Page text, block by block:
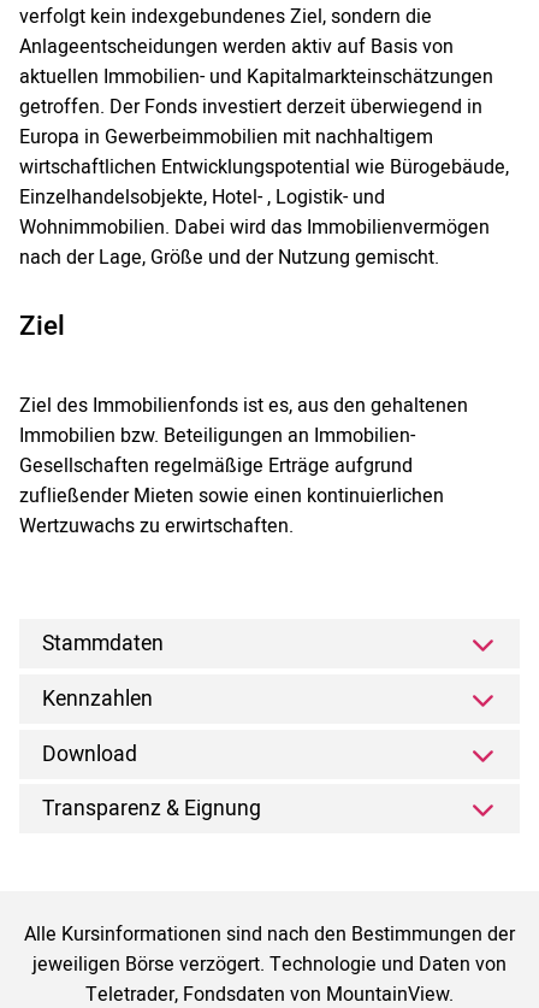
verfolgt kein indexgebundenes Ziel, sondern die
Anlageentscheidungen werden aktiv auf Basis von
aktuellen Immobilien- und Kapitalmarkteinschätzungen
getroffen. Der Fonds investiert derzeit überwiegend in
Europa in Gewerbeimmobilien mit nachhaltigem
wirtschaftlichen Entwicklungspotential wie Bürogebäude,
Einzelhandelsobjekte, Hotel- , Logistik- und
Wohnimmobilien. Dabei wird das Immobilienvermögen
nach der Lage, Größe und der Nutzung gemischt.
Ziel
Ziel des Immobilienfonds ist es, aus den gehaltenen
Immobilien bzw. Beteiligungen an Immobilien-
Gesellschaften regelmäßige Erträge aufgrund
zufließender Mieten sowie einen kontinuierlichen
Wertzuwachs zu erwirtschaften.
Stammdaten
Kennzahlen
Download
Transparenz & Eignung
Alle Kursinformationen sind nach den Bestimmungen der
jeweiligen Börse verzögert. Technologie und Daten von
Teletrader, Fondsdaten von MountainView.